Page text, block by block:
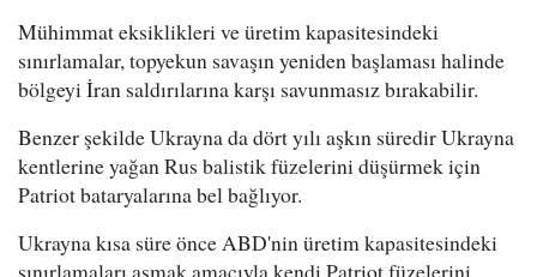
Mühimmat eksiklikleri ve üretim kapasitesindeki
sınırlamalar, topyekun savaşın yeniden başlaması halinde
bölgeyi İran saldırılarına karşı savunmasız bırakabilir.
Benzer şekilde Ukrayna da dört yılı aşkın süredir Ukrayna
kentlerine yağan Rus balistik füzelerini düşürmek için
Patriot bataryalarına bel bağlıyor.
Ukrayna kısa süre önce ABD'nin üretim kapasitesindeki
sınırlamaları aşmak amacıyla kendi Patriot füzelerini